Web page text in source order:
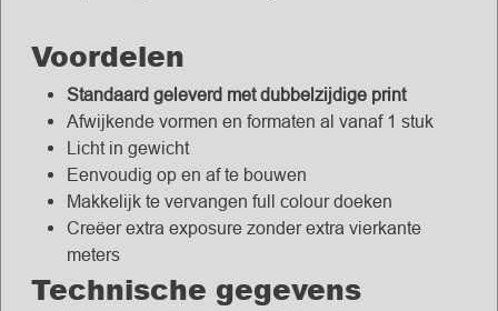
Voordelen
Standaard geleverd met dubbelzijdige print
Afwijkende vormen en formaten al vanaf 1 stuk
Licht in gewicht
Eenvoudig op en af te bouwen
Makkelijk te vervangen full colour doeken
Creëer extra exposure zonder extra vierkante
meters
Technische gegevens